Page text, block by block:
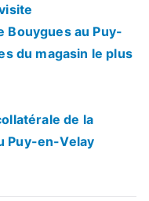
Bouygues au Puy-
du magasin le plus
de la
Puy-en-Velay